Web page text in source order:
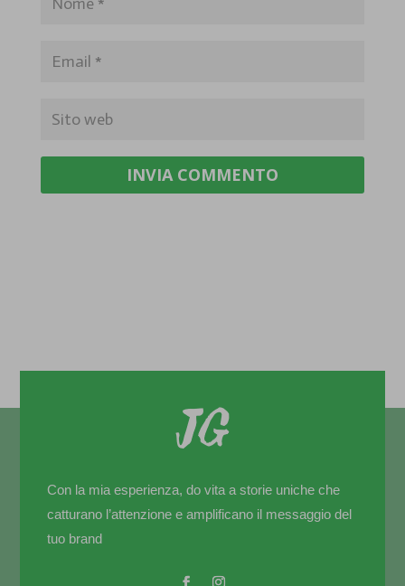
INVIA COMMENTO
Con la mia esperienza, do vita a storie uniche che
catturano l’attenzione e amplificano il messaggio del
tuo brand